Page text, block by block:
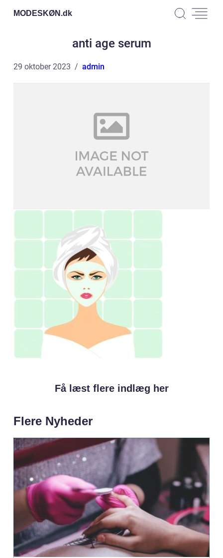
MODESKØN.dk
anti age serum
29 oktober 2023 admin
Få læst flere indlæg her
Flere Nyheder